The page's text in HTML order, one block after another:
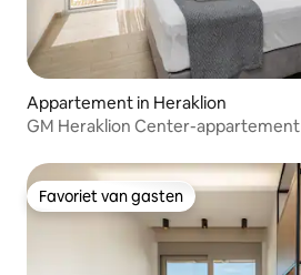
Appartement in Heraklion
GM Heraklion Center-appartement
Favoriet van gasten
Favoriet van gasten